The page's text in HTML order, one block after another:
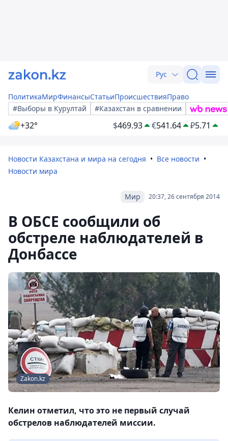
Рус
ПолитикаМирФинансыСтатьиПроисшествияПраво
#Выборы в Курултай
#Казахстан в сравнении
+32° $469.93 €541.64 ₽5.71
Новости Казахстана и мира на сегодня
Все новости
Новости мира
20:37, 26 сентября 2014
Мир
В ОБСЕ сообщили об
обстреле наблюдателей в
Донбассе
Zakon.kz
Келин отметил, что это не первый случай
обстрелов наблюдателей миссии.